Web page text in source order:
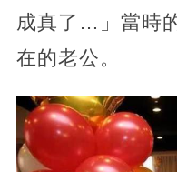
成真了…」當時
在的老公。